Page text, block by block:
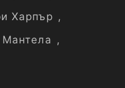
Харпър ,
Мантела ,